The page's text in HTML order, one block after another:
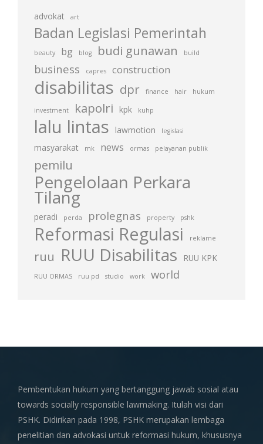
advokat art
Badan Legislasi Pemerintah
beauty bg blog budi gunawan build
business capres construction
disabilitas dpr finance hair hukum
investment kapolri kpk kuhp
lalu lintas lawmotion legislasi
masyarakat mk news ormas pelayanan publik
pemilu
Pengelolaan Perkara
Tilang
peradi perda prolegnas property pshk
Reformasi Regulasi reklame
ruu RUU Disabilitas RUU KPK
RUU ORMAS ruu pd studio work world
Pembentukan hukum yang bertanggung jawab sosial atau
towards socially responsible lawmaking. Itulah visi dari
PSHK. Didirikan pada 1998, PSHK merupakan lembaga
penelitian dan advokasi untuk reformasi hukum, khususnya